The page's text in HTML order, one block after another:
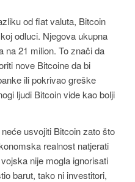
od fiat valuta, Bitcoin
odluci. Njegova ukupna
na 21 milion. To znači da
nove Bitcoine da bi
ili pokrivao greške
ljudi Bitcoin vide kao bolji
usvojiti Bitcoin zato što
realnost natjerati
nije mogla ignorisati
barut, tako ni investitori,